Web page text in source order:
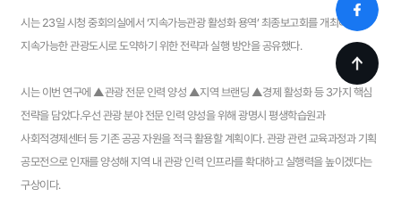
시는 23일 시청 중회의실에서 ‘지속가능관광 활성화 용역’ 최종보고회를 개최하고
지속가능한 관광도시로 도약하기 위한 전략과 실행 방안을 공유했다.
시는 이번 연구에 ▲관광 전문 인력 양성 ▲지역 브랜딩 ▲경제 활성화 등 3가지 핵심
전략을 담았다.우선 관광 분야 전문 인력 양성을 위해 광명시 평생학습원과
사회적경제센터 등 기존 공공 자원을 적극 활용할 계획이다. 관광 관련 교육과정과 기획
공모전으로 인재를 양성해 지역 내 관광 인력 인프라를 확대하고 실행력을 높이겠다는
구상이다.